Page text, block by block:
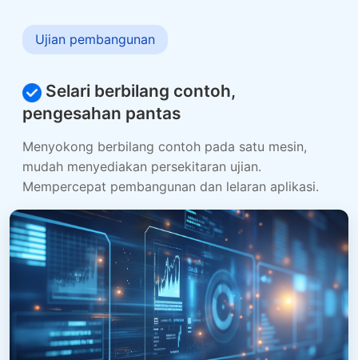
Ujian pembangunan
Selari berbilang contoh,
pengesahan pantas
Menyokong berbilang contoh pada satu mesin,
mudah menyediakan persekitaran ujian.
Mempercepat pembangunan dan lelaran aplikasi.